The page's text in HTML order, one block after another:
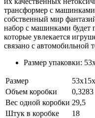
трансформер с машинками
собственный мир
набор с машинками будет
которые увлекается
связано с автомобильной
Размер упаковки:
Размер
Объем коробки
0,3283
Вес одной коробки 29,5
Штук в коробке
18